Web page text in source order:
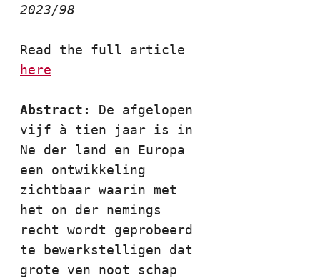
2023/98
here
Abstract: De afgelopen
vijf à tien jaar is in
Ne der land en Europa
een ontwikkeling
zichtbaar waarin met
het on der nemings
recht wordt geprobeerd
te bewerkstelligen dat
grote ven noot schap